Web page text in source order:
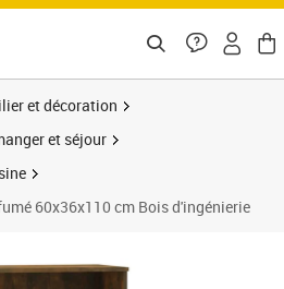
et décoration
et séjour
60x36x110 cm Bois d'ingénierie